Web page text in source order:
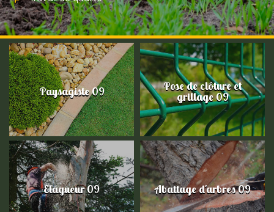
Paysagiste 09 Pose de clôture et
grillage 09
Elagueur 09 Abattage d'arbres 09